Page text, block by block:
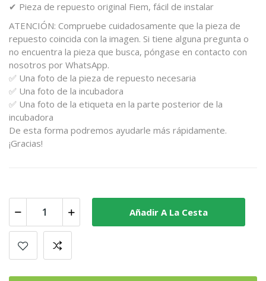
✔ Pieza de repuesto original Fiem, fácil de instalar
ATENCIÓN: Compruebe cuidadosamente que la pieza de
repuesto coincida con la imagen. Si tiene alguna pregunta o
no encuentra la pieza que busca, póngase en contacto con
nosotros por WhatsApp.
✅ Una foto de la pieza de repuesto necesaria
✅ Una foto de la incubadora
✅ Una foto de la etiqueta en la parte posterior de la
incubadora
De esta forma podremos ayudarle más rápidamente.
¡Gracias!
Añadir A La Cesta